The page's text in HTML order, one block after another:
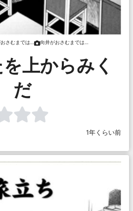
さむまでは… 向井がおさむまでは…
上からみく
だ
1年くらい前